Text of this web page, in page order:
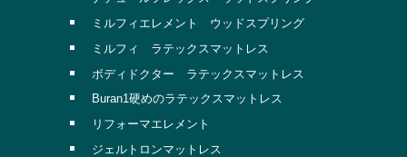
ミルフィエレメント ウッドスプリング
ミルフィ ラテックスマットレス
ボディドクター ラテックスマットレス
Buran1硬めのラテックスマットレス
リフォーマエレメント
ジェルトロンマットレス